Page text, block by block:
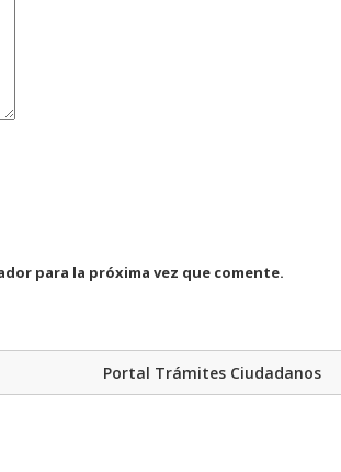
para la próxima vez que comente.
Portal Trámites Ciudadanos